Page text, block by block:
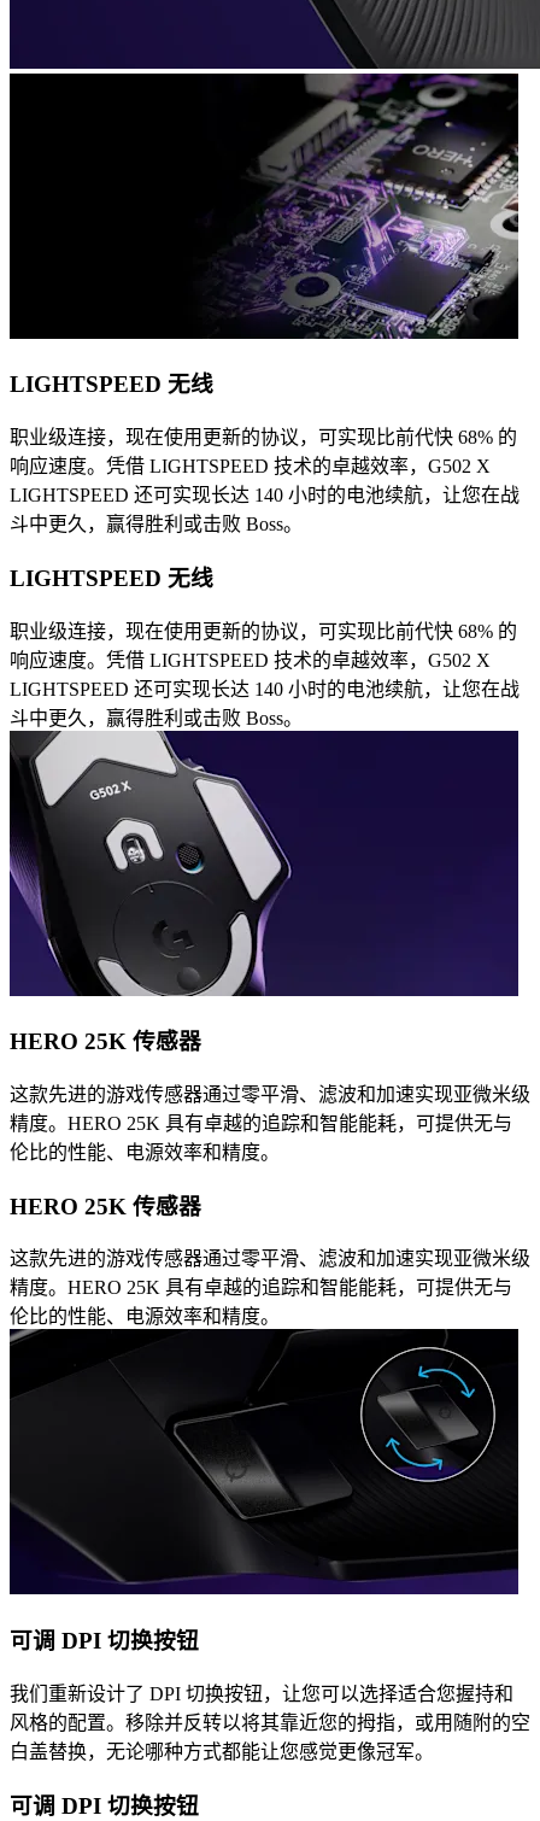
LIGHTSPEED 无线
职业级连接，现在使用更新的协议，可实现比前代快 68% 的
响应速度。凭借 LIGHTSPEED 技术的卓越效率，G502 X
LIGHTSPEED 还可实现长达 140 小时的电池续航，让您在战
斗中更久，赢得胜利或击败 Boss。
LIGHTSPEED 无线
职业级连接，现在使用更新的协议，可实现比前代快 68% 的
响应速度。凭借 LIGHTSPEED 技术的卓越效率，G502 X
LIGHTSPEED 还可实现长达 140 小时的电池续航，让您在战
斗中更久，赢得胜利或击败 Boss。
HERO 25K 传感器
这款先进的游戏传感器通过零平滑、滤波和加速实现亚微米级
精度。HERO 25K 具有卓越的追踪和智能能耗，可提供无与
伦比的性能、电源效率和精度。
HERO 25K 传感器
这款先进的游戏传感器通过零平滑、滤波和加速实现亚微米级
精度。HERO 25K 具有卓越的追踪和智能能耗，可提供无与
伦比的性能、电源效率和精度。
可调 DPI 切换按钮
我们重新设计了 DPI 切换按钮，让您可以选择适合您握持和
风格的配置。移除并反转以将其靠近您的拇指，或用随附的空
白盖替换，无论哪种方式都能让您感觉更像冠军。
可调 DPI 切换按钮